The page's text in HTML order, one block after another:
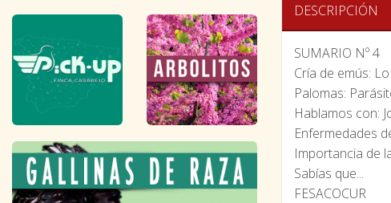
DESCRIPCIÓN
SUMARIO Nº 4
Cría de emús:
Palomas:
Hablamos con:
Enfermedades
Importancia de
Sabías que...
FESACOCUR